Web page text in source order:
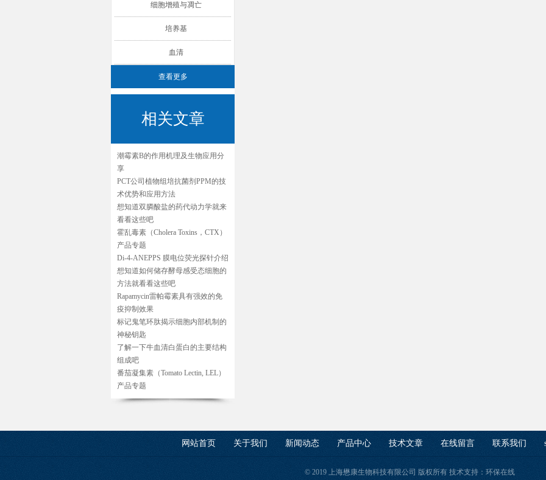
细胞增殖与凋亡
培养基
血清
查看更多
相关文章
潮霉素B的作用机理及生物应用分
享
PCT公司植物组培抗菌剂PPM的技
术优势和应用方法
想知道双膦酸盐的药代动力学就来
看看这些吧
霍乱毒素（Cholera Toxins，CTX）
产品专题
Di-4-ANEPPS 膜电位荧光探针介绍
想知道如何储存酵母感受态细胞的
方法就看看这些吧
Rapamycin雷帕霉素具有强效的免
疫抑制效果
标记鬼笔环肽揭示细胞内部机制的
神秘钥匙
了解一下牛血清白蛋白的主要结构
组成吧
番茄凝集素（Tomato Lectin, LEL）
产品专题
网站首页 关于我们 新闻动态 产品中心 技术文章 在线留言 联系我们
© 2019 上海懋康生物科技有限公司 版权所有 技术支持： 环保在线